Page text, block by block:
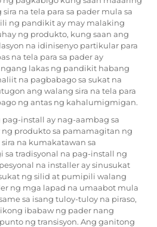
na tela para sa pader mula sa
ng pandikit ay may malaking
ng produkto, kung saan ang
na idinisenyo partikular para
na tela para sa pader ay
lakas ng pandikit habang
na pagbabago sa sukat na
ang walang sira na tela para
ng antas ng kahalumigmigan.
install ay nag-aambag sa
produkto sa pamamagitan ng
na kumakatawan sa
tradisyonal na pag-install ng
na installer ay sinusukat
ng silid at pumipili walang
ng mga lapad na umaabot mula
sa isang tuloy-tuloy na piraso,
ibabaw ng pader nang
ng transisyon. Ang ganitong